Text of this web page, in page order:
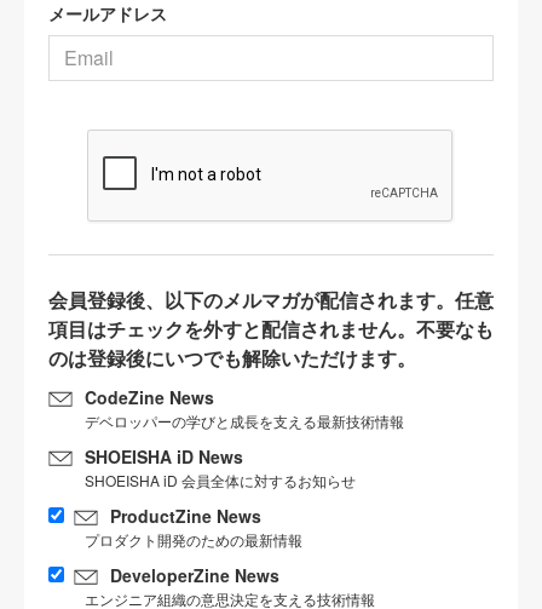
メールアドレス
会員登録後、以下のメルマガが配信されます。任意
項目はチェックを外すと配信されません。不要なも
のは登録後にいつでも解除いただけます。
CodeZine News
デベロッパーの学びと成長を支える最新技術情報
SHOEISHA iD News
SHOEISHA iD 会員全体に対するお知らせ
ProductZine News
プロダクト開発のための最新情報
DeveloperZine News
エンジニア組織の意思決定を支える技術情報